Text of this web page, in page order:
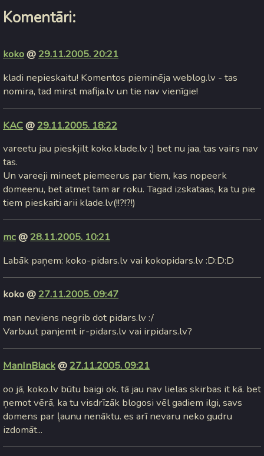
Komentāri:
koko@29.11.2005. 20:21
kladi nepieskaitu! Komentos pieminēja weblog.lv - tas
nomira, tad mirst mafija.lv un tie nav vienīgie!
KAC@29.11.2005. 18:22
vareetu jau pieskjilt koko.klade.lv :) bet nu jaa, tas vairs nav
tas.
Un vareeji mineet piemeerus par tiem, kas nopeerk
domeenu, bet atmet tam ar roku. Tagad izskataas, ka tu pie
tiem pieskaiti arii klade.lv(!!?!?!)
mc@28.11.2005. 10:21
Labāk paņem: koko-pidars.lv vai kokopidars.lv :D:D:D
koko @27.11.2005. 09:47
man neviens negrib dot pidars.lv :/
Varbuut panjemt ir-pidars.lv vai irpidars.lv?
ManInBlack@27.11.2005. 09:21
oo jā, koko.lv būtu baigi ok. tā jau nav lielas skirbas it kā. bet
ņemot vērā, ka tu visdrīzāk blogosi vēl gadiem ilgi, savs
domens par ļaunu nenāktu. es arī nevaru neko gudru
izdomāt...